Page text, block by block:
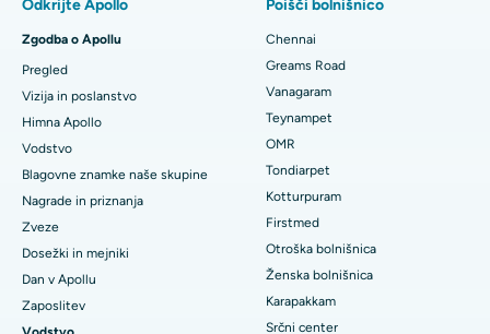
Poiščite zobozdravnika
Poiščite pediatrično
Poiščite dermatologa
Poiščite urologa
Najboljša bolnišnica v Paschim Boragaonu v Guwahatiju
Najboljša bolnišnica na cesti PH v Chennaiju
Najboljši srčni center v Thousand Lights, Chennai
Najboljša bolnišnica v Jubilee Hillsu v Hyderabadu
Najboljša bolnišnica v Tondiarpetu v Chennaiju
Najboljša bolnišnica v Kotturpuramu v Chennaiju
Najboljša bolnišnica na cesti Kovai, Karur
Najboljša bolnišnica v Karapakkamu v Chennaiju
Gastrektomija rokavice
Lasik kirurgija
Rinoplastika
Liposukcija
Koronarni angiogram
Zamenjava aortalnega ventila transkatetra
Odkrijte Apollo
Zgodba o Apollu
Pregled
Vizija in poslanstvo
Himna Apollo
Vodstvo
Blagovne znamke naše skupine
Nagrade in priznanja
Zveze
Dosežki in mejniki
Dan v Apollu
Zaposlitev
Poišči bolnišnico
Chennai
Greams Road
Vanagaram
Teynampet
OMR
Tondiarpet
Kotturpuram
Firstmed
Otroška bolnišnica
Ženska bolnišnica
Karapakkam
Srčni center